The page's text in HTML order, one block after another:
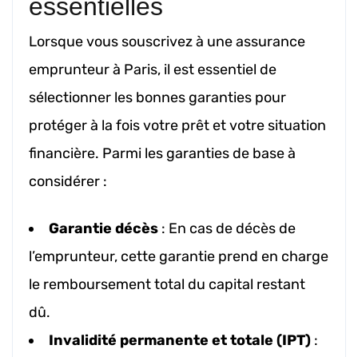
essentielles
Lorsque vous souscrivez à une assurance
emprunteur à Paris, il est essentiel de
sélectionner les bonnes garanties pour
protéger à la fois votre prêt et votre situation
financière. Parmi les garanties de base à
considérer :
Garantie décès : En cas de décès de
l’emprunteur, cette garantie prend en charge
le remboursement total du capital restant
dû.
Invalidité permanente et totale (IPT) :